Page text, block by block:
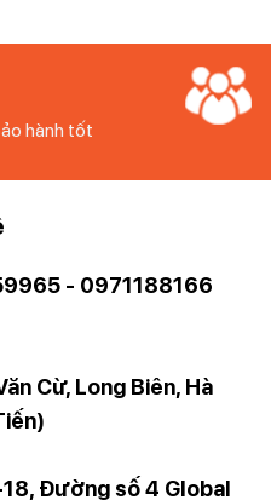
hành tốt
- 0971188166
Cừ, Long Biên, Hà
Đường số 4 Global